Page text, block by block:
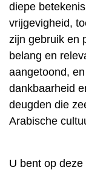
diepe
vrijgevigheid,
zijn gebruik en
belang en
aangetoond,
dankbaarheid
deugden die
Arabische
U bent op